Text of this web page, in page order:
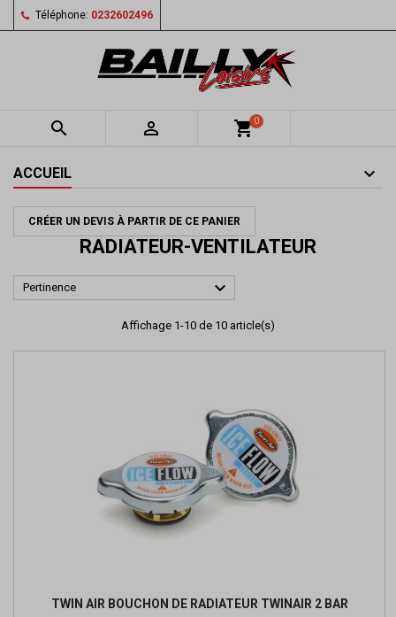
Téléphone: 0232602496
  shopping_cart0
ACCUEIL
CRÉER UN DEVIS À PARTIR DE CE PANIER
RADIATEUR-VENTILATEUR
Pertinence 
Affichage 1-10 de 10 article(s)
TWIN AIR BOUCHON DE RADIATEUR TWINAIR 2 BAR